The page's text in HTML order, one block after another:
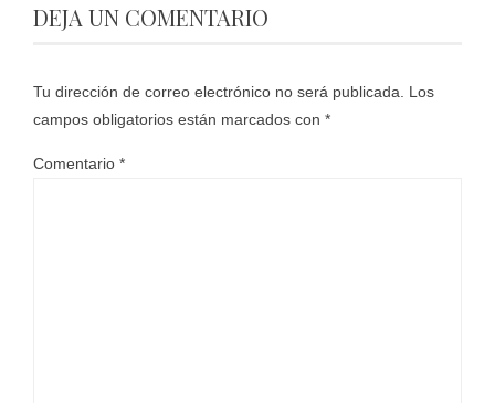
DEJA UN COMENTARIO
Tu dirección de correo electrónico no será publicada.
Los
campos obligatorios están marcados con *
Comentario *